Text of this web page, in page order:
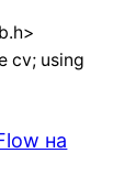
cv; using
на